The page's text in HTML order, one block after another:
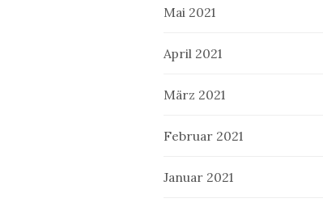
Mai 2021
April 2021
März 2021
Februar 2021
Januar 2021